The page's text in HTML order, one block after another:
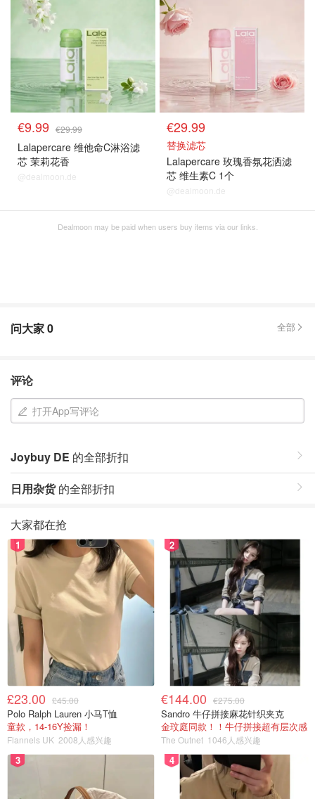
€9.99 €29.99
Lalapercare 维他命C淋浴滤
芯 茉莉花香
@dealmoon.de
€29.99
替换滤芯
Lalapercare 玫瑰香氛花洒滤
芯 维生素C 1个
@dealmoon.de
Dealmoon may be paid when users buy items via our links.
问大家0 全部
评论
打开App写评论
Joybuy DE 的全部折扣
日用杂货的全部折扣
大家都在抢
1
£23.00 £45.00
Polo Ralph Lauren 小马T恤
童款，14-16Y捡漏！
Flannels UK 2008人感兴趣
2
€144.00 €275.00
Sandro 牛仔拼接麻花针织夹克
金玟庭同款！！牛仔拼接超有层次感
The Outnet 1046人感兴趣
3 4